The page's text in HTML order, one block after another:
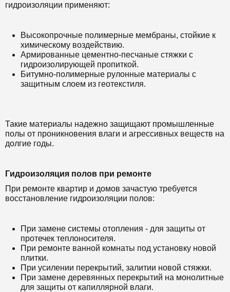
гидроизоляции применяют:
Высокопрочные полимерные мембраны, стойкие к
химическому воздействию.
Армированные цементно-песчаные стяжки с
гидроизолирующей пропиткой.
Битумно-полимерные рулонные материалы с
защитным слоем из геотекстиля.
Такие материалы надежно защищают промышленные
полы от проникновения влаги и агрессивных веществ на
долгие годы.
Гидроизоляция полов при ремонте
При ремонте квартир и домов зачастую требуется
восстановление гидроизоляции полов:
При замене системы отопления - для защиты от
протечек теплоносителя.
При ремонте ванной комнаты под установку новой
плитки.
При усилении перекрытий, залитии новой стяжки.
При замене деревянных перекрытий на монолитные
для защиты от капиллярной влаги.